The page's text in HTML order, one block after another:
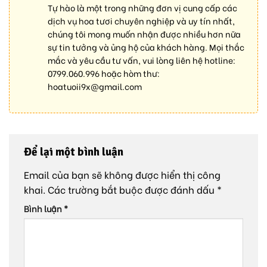
Tự hào là một trong những đơn vị cung cấp các
dịch vụ hoa tươi chuyên nghiệp và uy tín nhất,
chúng tôi mong muốn nhận được nhiều hơn nữa
sự tin tưởng và ủng hộ của khách hàng. Mọi thắc
mắc và yêu cầu tư vấn, vui lòng liên hệ hotline:
0799.060.996hoặc hòm thư:
hoatuoii9x@gmail.com
Để lại một bình luận
Email của bạn sẽ không được hiển thị công
khai. Các trường bắt buộc được đánh dấu *
Bình luận*